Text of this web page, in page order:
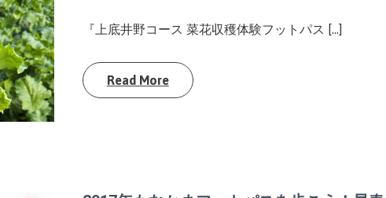
『上底井野コース 菜花収穫体験フットパス […]
Read More